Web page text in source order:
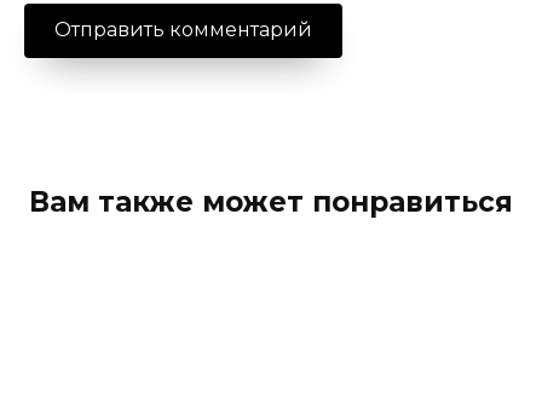
Вам также может понравиться